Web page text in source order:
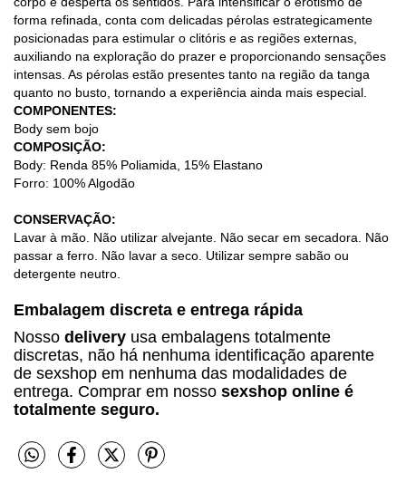
forma refinada, conta com delicadas pérolas estrategicamente
posicionadas para estimular o clitóris e as regiões externas,
auxiliando na exploração do prazer e proporcionando sensações
intensas. As pérolas estão presentes tanto na região da tanga
quanto no busto, tornando a experiência ainda mais especial.
COMPONENTES:
Body sem bojo
COMPOSIÇÃO:
Body: Renda 85% Poliamida, 15% Elastano
Forro: 100% Algodão
CONSERVAÇÃO:
Lavar à mão. Não utilizar alvejante. Não secar em secadora. Não
passar a ferro. Não lavar a seco. Utilizar sempre sabão ou
detergente neutro.
Embalagem discreta e entrega rápida
Nosso delivery usa embalagens totalmente
discretas, não há nenhuma identificação aparente
de sexshop em nenhuma das modalidades de
entrega. Comprar em nosso sexshop online é
totalmente seguro.